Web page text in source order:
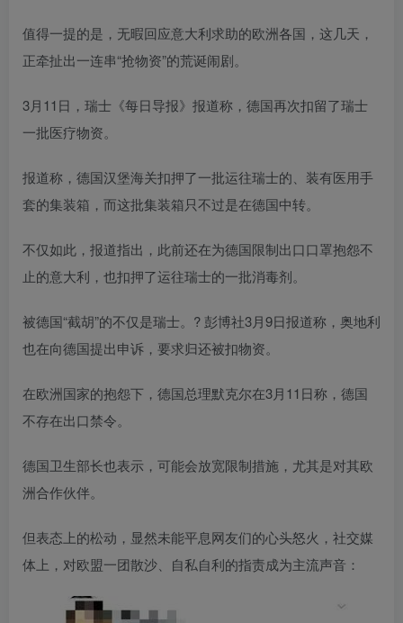
值得一提的是，无暇回应意大利求助的欧洲各国，这几天，
正牵扯出一连串“抢物资”的荒诞闹剧。
3月11日，瑞士《每日导报》报道称，德国再次扣留了瑞士
一批医疗物资。
报道称，德国汉堡海关扣押了一批运往瑞士的、装有医用手
套的集装箱，而这批集装箱只不过是在德国中转。
不仅如此，报道指出，此前还在为德国限制出口口罩抱怨不
止的意大利，也扣押了运往瑞士的一批消毒剂。
被德国“截胡”的不仅是瑞士。? 彭博社3月9日报道称，奥地利
也在向德国提出申诉，要求归还被扣物资。
在欧洲国家的抱怨下，德国总理默克尔在3月11日称，德国
不存在出口禁令。
德国卫生部长也表示，可能会放宽限制措施，尤其是对其欧
洲合作伙伴。
但表态上的松动，显然未能平息网友们的心头怒火，社交媒
体上，对欧盟一团散沙、自私自利的指责成为主流声音：